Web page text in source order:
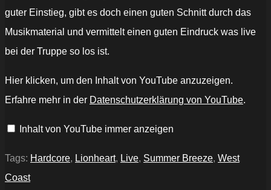
guter Einstieg, gibt es doch einen guten Schnitt durch das
Musikmaterial und vermittelt einen guten Eindruck was live
bei der Truppe so los ist.
„LIONHEART
-
Bitter
(OFFICIAL
von
YouTube
anzeigen
Hier klicken, um den Inhalt von YouTube anzuzeigen.
Erfahre mehr in der Datenschutzerklärung von YouTube.
Inhalt von YouTube immer anzeigen
Tags: Hardcore, Lionheart, Live, Summer Breeze, West
Coast